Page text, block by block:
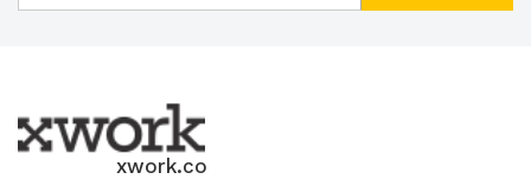
xwork.co